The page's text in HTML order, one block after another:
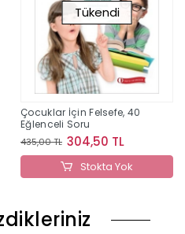
Tükendi
Çocuklar İçin Felsefe, 40
Eğlenceli Soru
435,00 TL 304,50 TL
Stokta Yok